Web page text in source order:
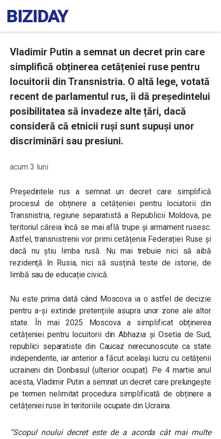
Vladimir Putin a semnat un decret prin care
simplifică obținerea cetățeniei ruse pentru
locuitorii din Transnistria. O altă lege, votată
recent de parlamentul rus, îi dă președintelui
posibilitatea să invadeze alte țări, dacă
consideră că etnicii ruși sunt supuși unor
discriminări sau presiuni.
acum 3 luni
Președintele rus a semnat un decret care simplifică
procesul de obținere a cetățeniei pentru locuitorii din
Transnistria, regiune separatistă a Republicii Moldova, pe
teritoriul căreia încă se mai află trupe și armament rusesc.
Astfel, transnistrenii vor primi cetățenia Federației Ruse și
dacă nu știu limba rusă. Nu mai trebuie nici să aibă
rezidență în Rusia, nici să susțină teste de istorie, de
limbă sau de educație civică.
Nu este prima dată când Moscova ia o astfel de decizie
pentru a-și extinde pretențiile asupra unor zone ale altor
state. În mai 2025 Moscova a simplificat obținerea
cetățeniei pentru locuitorii din Abhazia și Osetia de Sud,
republici separatiste din Caucaz nerecunoscute ca state
independente, iar anterior a făcut același lucru cu cetățenii
ucraineni din Donbasul (ulterior ocupat). Pe 4 martie anul
acesta, Vladimir Putin a semnat un decret care prelungește
pe termen nelimitat procedura simplificată de obținere a
cetățeniei ruse în teritoriile ocupate din Ucraina.
“Scopul noului decret este de a acorda cât mai multe